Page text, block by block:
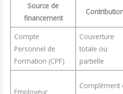
Source de
financement
Compte
Personnel de
Formation (CPF)
Couverture
totale ou
partielle
Employeur
Complément